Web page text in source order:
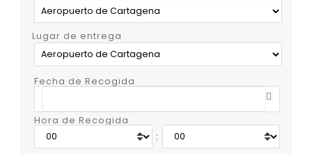
Lugar de entrega
Fecha de Recogida
Hora de Recogida
: